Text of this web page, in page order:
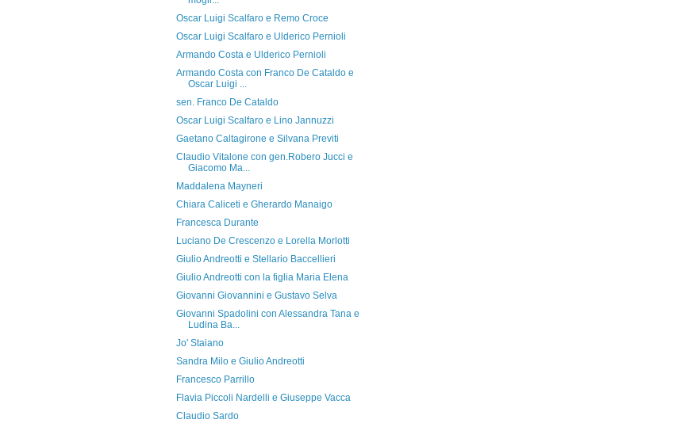
Oscar Luigi Scalfaro e Remo Croce
Oscar Luigi Scalfaro e Ulderico Pernioli
Armando Costa e Ulderico Pernioli
Armando Costa con Franco De Cataldo e
Oscar Luigi ...
sen. Franco De Cataldo
Oscar Luigi Scalfaro e Lino Jannuzzi
Gaetano Caltagirone e Silvana Previti
Claudio Vitalone con gen.Robero Jucci e
Giacomo Ma...
Maddalena Mayneri
Chiara Caliceti e Gherardo Manaigo
Francesca Durante
Luciano De Crescenzo e Lorella Morlotti
Giulio Andreotti e Stellario Baccellieri
Giulio Andreotti con la figlia Maria Elena
Giovanni Giovannini e Gustavo Selva
Giovanni Spadolini con Alessandra Tana e
Ludina Ba...
Jo' Staiano
Sandra Milo e Giulio Andreotti
Francesco Parrillo
Flavia Piccoli Nardelli e Giuseppe Vacca
Claudio Sardo